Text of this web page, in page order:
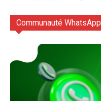
Communauté WhatsApp